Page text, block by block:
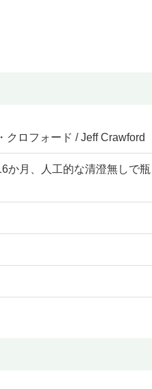
クロフォード / Jeff Crawford
か月、人工的な清澄無しで瓶